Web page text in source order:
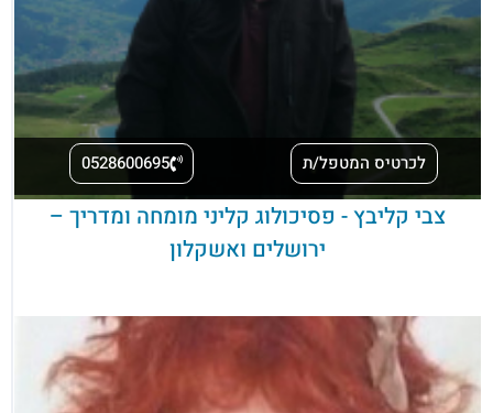
לכרטיס המטפל/ת 0528600695
צבי קליבץ - פסיכולוג קליני מומחה ומדריך –
ירושלים ואשקלון